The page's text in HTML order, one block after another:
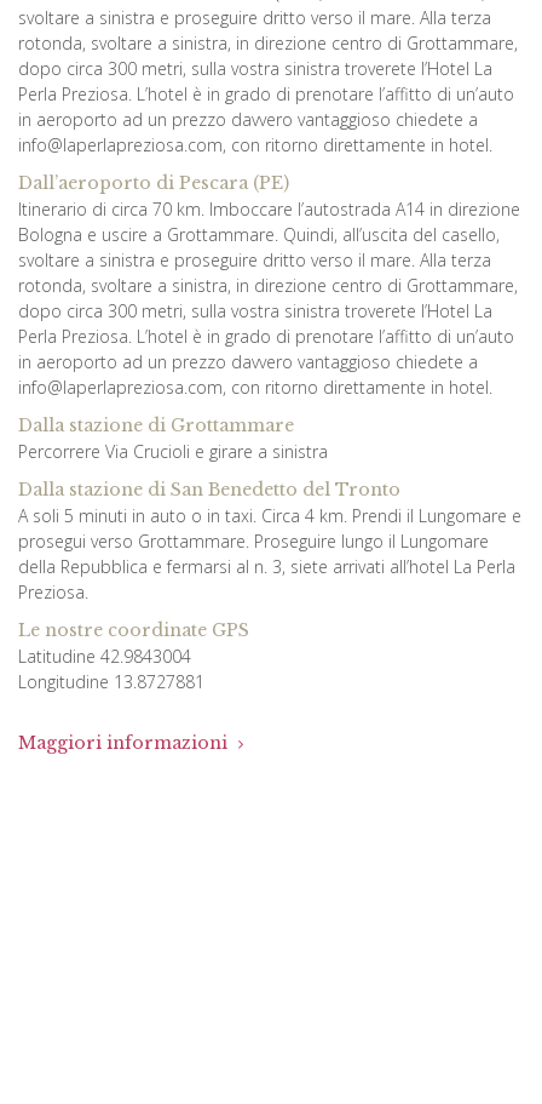
svoltare a sinistra e proseguire dritto verso il mare. Alla terza
rotonda, svoltare a sinistra, in direzione centro di Grottammare,
dopo circa 300 metri, sulla vostra sinistra troverete l’Hotel La
Perla Preziosa. L’hotel è in grado di prenotare l’affitto di un’auto
in aeroporto ad un prezzo davvero vantaggioso chiedete a
info@laperlapreziosa.com, con ritorno direttamente in hotel.
Dall’aeroporto di Pescara (PE)
Itinerario di circa 70 km. Imboccare l’autostrada A14 in direzione
Bologna e uscire a Grottammare. Quindi, all’uscita del casello,
svoltare a sinistra e proseguire dritto verso il mare. Alla terza
rotonda, svoltare a sinistra, in direzione centro di Grottammare,
dopo circa 300 metri, sulla vostra sinistra troverete l’Hotel La
Perla Preziosa. L’hotel è in grado di prenotare l’affitto di un’auto
in aeroporto ad un prezzo davvero vantaggioso chiedete a
info@laperlapreziosa.com, con ritorno direttamente in hotel.
Dalla stazione di Grottammare
Percorrere Via Crucioli e girare a sinistra
Dalla stazione di San Benedetto del Tronto
A soli 5 minuti in auto o in taxi. Circa 4 km. Prendi il Lungomare e
prosegui verso Grottammare. Proseguire lungo il Lungomare
della Repubblica e fermarsi al n. 3, siete arrivati all’hotel La Perla
Preziosa.
Le nostre coordinate GPS
Latitudine 42.9843004
Longitudine 13.8727881
Maggiori informazioni